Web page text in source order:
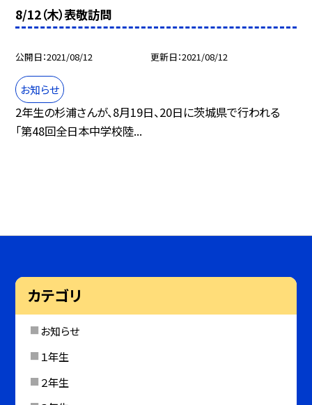
8/12（木）表敬訪問
公開日 2021/08/12 更新日 2021/08/12
お知らせ
2年生の杉浦さんが、8月19日、20日に茨城県で行われる
「第48回全日本中学校陸...
カテゴリ
お知らせ
１年生
２年生